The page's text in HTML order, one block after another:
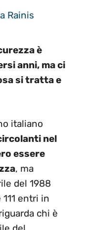
Rainis
è
anni, ma ci
si tratta e
italiano
nel
essere
, ma
del 1988
entri in
chi è